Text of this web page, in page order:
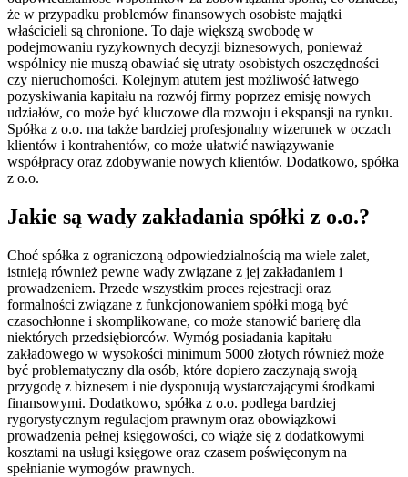
że w przypadku problemów finansowych osobiste majątki
właścicieli są chronione. To daje większą swobodę w
podejmowaniu ryzykownych decyzji biznesowych, ponieważ
wspólnicy nie muszą obawiać się utraty osobistych oszczędności
czy nieruchomości. Kolejnym atutem jest możliwość łatwego
pozyskiwania kapitału na rozwój firmy poprzez emisję nowych
udziałów, co może być kluczowe dla rozwoju i ekspansji na rynku.
Spółka z o.o. ma także bardziej profesjonalny wizerunek w oczach
klientów i kontrahentów, co może ułatwić nawiązywanie
współpracy oraz zdobywanie nowych klientów. Dodatkowo, spółka
z o.o.
Jakie są wady zakładania spółki z o.o.?
Choć spółka z ograniczoną odpowiedzialnością ma wiele zalet,
istnieją również pewne wady związane z jej zakładaniem i
prowadzeniem. Przede wszystkim proces rejestracji oraz
formalności związane z funkcjonowaniem spółki mogą być
czasochłonne i skomplikowane, co może stanowić barierę dla
niektórych przedsiębiorców. Wymóg posiadania kapitału
zakładowego w wysokości minimum 5000 złotych również może
być problematyczny dla osób, które dopiero zaczynają swoją
przygodę z biznesem i nie dysponują wystarczającymi środkami
finansowymi. Dodatkowo, spółka z o.o. podlega bardziej
rygorystycznym regulacjom prawnym oraz obowiązkowi
prowadzenia pełnej księgowości, co wiąże się z dodatkowymi
kosztami na usługi księgowe oraz czasem poświęconym na
spełnianie wymogów prawnych.